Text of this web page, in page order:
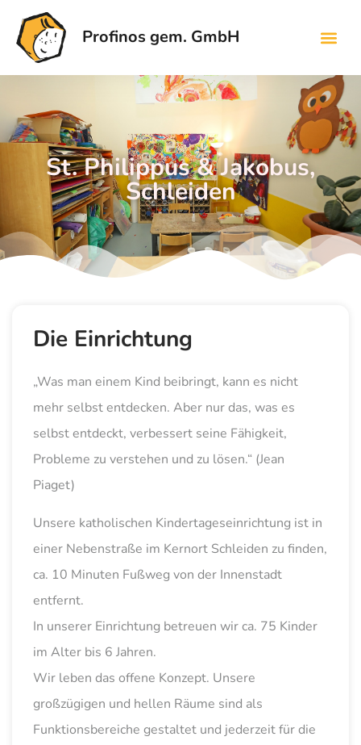
Profinos gem. GmbH
St. Philippus & Jakobus,
Schleiden
Die Einrichtung
„Was man einem Kind beibringt, kann es nicht
mehr selbst entdecken. Aber nur das, was es
selbst entdeckt, verbessert seine Fähigkeit,
Probleme zu verstehen und zu lösen.“ (Jean
Piaget)
Unsere katholischen Kindertageseinrichtung ist in
einer Nebenstraße im Kernort Schleiden zu finden,
ca. 10 Minuten Fußweg von der Innenstadt
entfernt.
In unserer Einrichtung betreuen wir ca. 75 Kinder
im Alter bis 6 Jahren.
Wir leben das offene Konzept. Unsere
großzügigen und hellen Räume sind als
Funktionsbereiche gestaltet und jederzeit für die